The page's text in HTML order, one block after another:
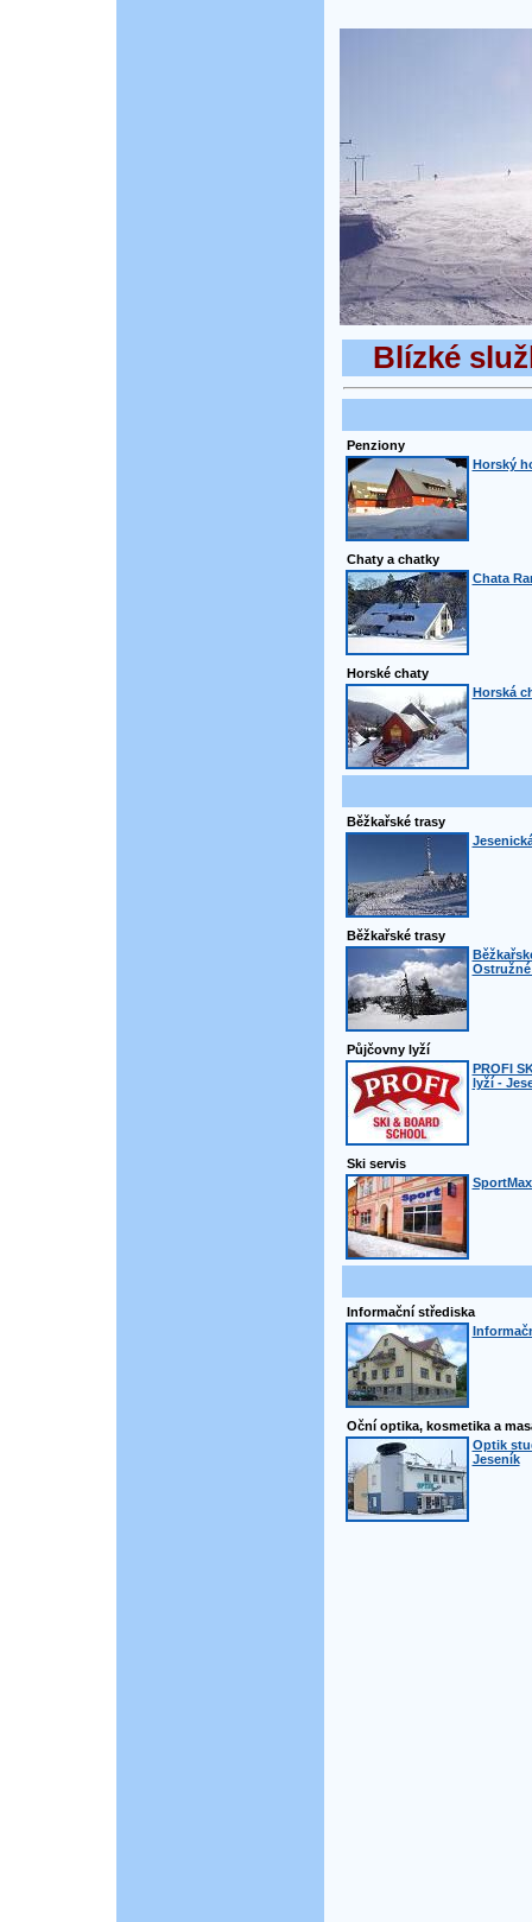
Blízké
Penziony
Horský
Chaty a chatky
Chata
Horské chaty
Horská
Běžkařské trasy
Běžkařské trasy
Půjčovny lyží
PROFI
lyží -
Ski servis
Informační střediska
Oční optika, kosmetika a
Optik
Jeseník